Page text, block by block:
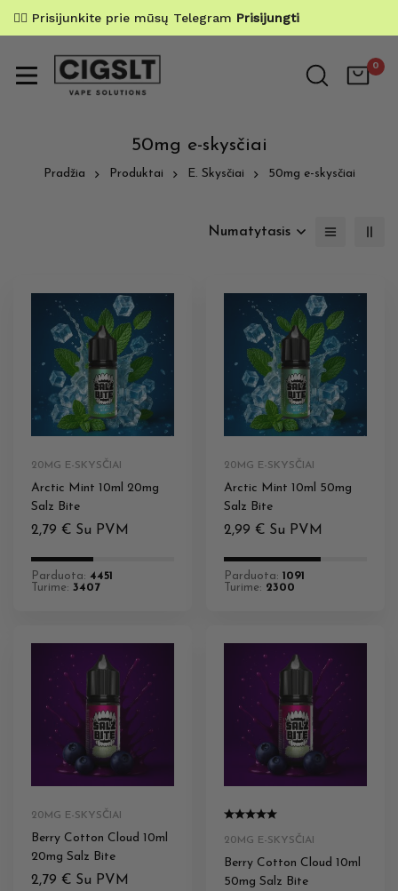
✌🏼 Prisijunkite prie mūsų Telegram Prisijungti
0
50mg e-skysčiai
Pradžia Produktai E. Skysčiai 50mg e-skysčiai
Numatytasis
20MG E-SKYSČIAI
Arctic Mint 10ml 20mg
Salz Bite
2,79 € Su PVM
Parduota: 4451
Turime: 3407
20MG E-SKYSČIAI
Arctic Mint 10ml 50mg
Salz Bite
2,99 € Su PVM
Parduota: 1091
Turime: 2300
20MG E-SKYSČIAI
Berry Cotton Cloud 10ml
20mg Salz Bite
2,79 € Su PVM
20MG E-SKYSČIAI
Berry Cotton Cloud 10ml
50mg Salz Bite